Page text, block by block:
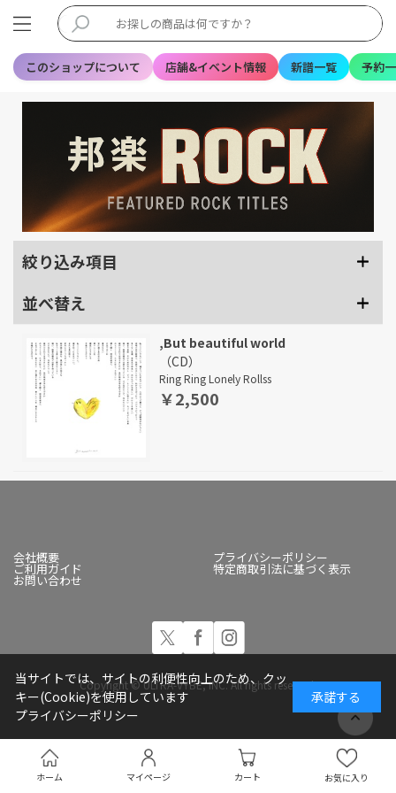
このショップについて 店舗&イベント情報 新譜一覧 予約
ホーム マイページ カート お気に入り
絞り込み項目
並べ替え
,But beautiful world
（CD）
Ring Ring Lonely Rollss
￥2,500
会社概要 プライバシーポリシー
ご利用ガイド 特定商取引法に基づく表示
お問い合わせ
Copyright © ULTRA-VYBE, INC. All rights reserved.
当サイトでは、サイトの利便性向上のため、クッ
キー(Cookie)を使用しています
プライバシーポリシー
承諾する